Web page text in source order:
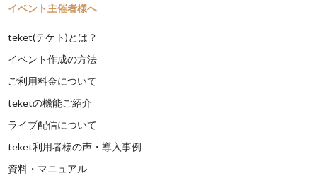
イベント主催者様へ
teket(テケト)とは？
イベント作成の方法
ご利用料金について
teketの機能ご紹介
ライブ配信について
teket利用者様の声・導入事例
資料・マニュアル